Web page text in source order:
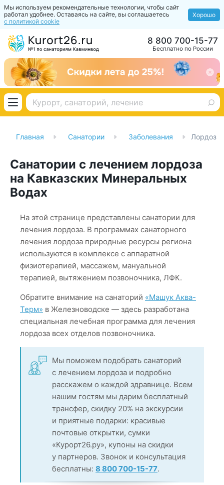
Мы используем рекомендательные технологии, чтобы сайт
работал удобнее. Оставаясь на сайте, вы соглашаетесь
с политикой cookie
Хорошо
Бесплатно по России
8 800 700-15-77
Главная Санатории Заболевания Лордоз
Санатории с лечением лордоза
на Кавказских Минеральных
Водах
На этой странице представлены санатории для
лечения лордоза. В программах санаторного
лечения лордоза природные ресурсы региона
используются в комплексе с аппаратной
физиотерапией, массажем, мануальной
терапией, вытяжением позвоночника, ЛФК.
Обратите внимание на санаторий «Машук Аква-
Терм» в Железноводске — здесь разработана
специальная лечебная программа для лечения
лордоза всех отделов позвоночника.
Мы поможем подобрать санаторий
с лечением лордоза и подробно
расскажем о каждой здравнице. Всем
нашим гостям мы дарим бесплатный
трансфер, скидку 20% на экскурсии
и приятные подарки: красивые
почтовые открытки, сумки
«Курорт26.ру», купоны на скидки
у партнеров. Звонок и консультация
бесплатны: 8 800 700-15-77.